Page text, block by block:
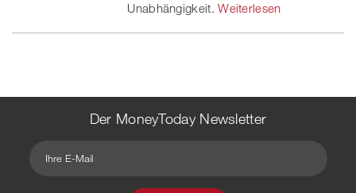
Unabhängigkeit.Weiterlesen
Der MoneyToday Newsletter